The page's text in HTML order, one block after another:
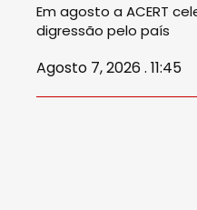
Em agosto a ACERT
digressão pelo país
Agosto 7, 2026 . 11:45